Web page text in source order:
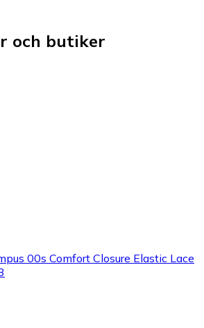
och butiker
00s Comfort Closure Elastic Lace